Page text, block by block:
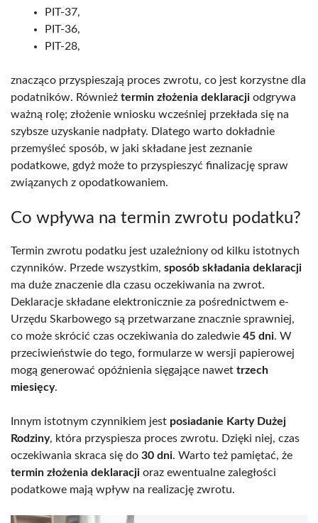
PIT-37,
PIT-36,
PIT-28,
znacząco przyspieszają proces zwrotu, co jest korzystne dla
podatników. Również termin złożenia deklaracji odgrywa
ważną rolę; złożenie wniosku wcześniej przekłada się na
szybsze uzyskanie nadpłaty. Dlatego warto dokładnie
przemyśleć sposób, w jaki składane jest zeznanie
podatkowe, gdyż może to przyspieszyć finalizację spraw
związanych z opodatkowaniem.
Co wpływa na termin zwrotu podatku?
Termin zwrotu podatku jest uzależniony od kilku istotnych
czynników. Przede wszystkim, sposób składania deklaracji
ma duże znaczenie dla czasu oczekiwania na zwrot.
Deklaracje składane elektronicznie za pośrednictwem e-
Urzędu Skarbowego są przetwarzane znacznie sprawniej,
co może skrócić czas oczekiwania do zaledwie 45 dni. W
przeciwieństwie do tego, formularze w wersji papierowej
mogą generować opóźnienia sięgające nawet trzech
miesięcy.
Innym istotnym czynnikiem jest posiadanie Karty Dużej
Rodziny, która przyspiesza proces zwrotu. Dzięki niej, czas
oczekiwania skraca się do 30 dni. Warto też pamiętać, że
termin złożenia deklaracji oraz ewentualne zaległości
podatkowe mają wpływ na realizację zwrotu.